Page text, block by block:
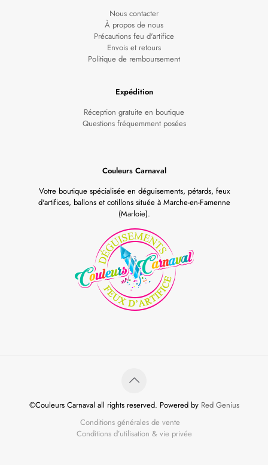
Nous contacter
À propos de nous
Précautions feu d'artifice
Envois et retours
Politique de remboursement
Expédition
Réception gratuite en boutique
Questions fréquemment posées
Couleurs Carnaval
Votre boutique spécialisée en déguisements, pétards, feux
d'artifices, ballons et cotillons située à Marche-en-Famenne
(Marloie).
©Couleurs Carnaval all rights reserved. Powered by Red Genius
Conditions générales de vente
Conditions d’utilisation & vie privée